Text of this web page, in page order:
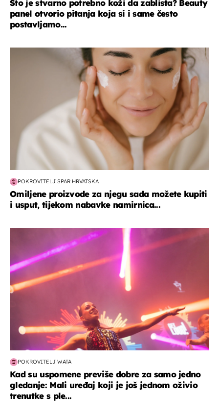
Što je stvarno potrebno koži da zablista? Beauty
panel otvorio pitanja koja si i same često
postavljamo...
moda & ljepota
POKROVITELJ SPAR HRVATSKA
Omiljene proizvode za njegu sada možete kupiti
i usput, tijekom nabavke namirnica...
POKROVITELJ WATA
Kad su uspomene previše dobre za samo jedno
gledanje: Mali uređaj koji je još jednom oživio
trenutke s ple...